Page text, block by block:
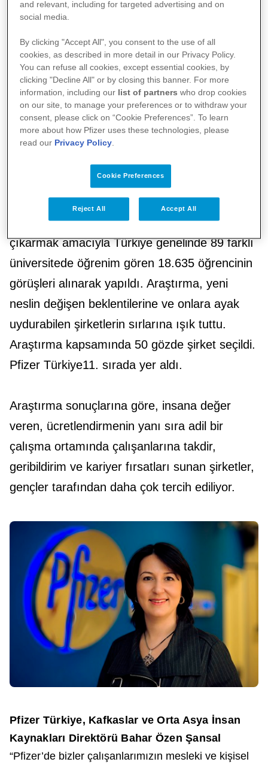
Businessweek Türkiye ve Realta Danışmanlık
işbirliği çerçevesinde bu yıl altıncısı yapılan
“Türkiye'nin En Gözde Şirketleri”
araştırmasında Pfizer Türkiye 11. sırada yer
aldı. Pfizer Türkiye, her yıl olduğu gibi bu yıl
da, hem tüm sektörler arasında hem de ilaç
sektöründe oluşturduğu öncü ve tercih edilen
işveren kimliğini bir kez daha kanıtladı.
"En Gözde Şirketler" araştırması, Y kuşağının
taleplerini en çok karşılayan şirketleri ortaya
çıkarmak amacıyla Türkiye genelinde 89 farklı
üniversitede öğrenim gören 18.635 öğrencinin
görüşleri alınarak yapıldı. Araştırma, yeni
neslin değişen beklentilerine ve onlara ayak
uydurabilen şirketlerin sırlarına ışık tuttu.
Araştırma kapsamında 50 gözde şirket seçildi.
Pfizer Türkiye11. sırada yer aldı.
Araştırma sonuçlarına göre, insana değer
veren, ücretlendirmenin yanı sıra adil bir
çalışma ortamında çalışanlarına takdir,
geribildirim ve kariyer fırsatları sunan şirketler,
gençler tarafından daha çok tercih ediliyor.
Pfizer Türkiye, Kafkaslar ve Orta Asya İnsan
Kaynakları Direktörü Bahar Özen Şansal
“Pfizer’de bizler çalışanlarımızın mesleki ve kişisel
and relevant, including for targeted advertising and on
social media.
By clicking "Accept All", you consent to the use of all
cookies, as described in more detail in our Privacy Policy.
You can refuse all cookies, except essential cookies, by
clicking "Decline All" or by closing this banner. For more
information, including our list of partners who drop cookies
on our site, to manage your preferences or to withdraw your
consent, please click on “Cookie Preferences”. To learn
more about how Pfizer uses these technologies, please
read our Privacy Policy.
Cookie Preferences
Reject All Accept All